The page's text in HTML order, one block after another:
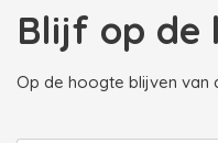
Blijf op de
Op de hoogte blijven van